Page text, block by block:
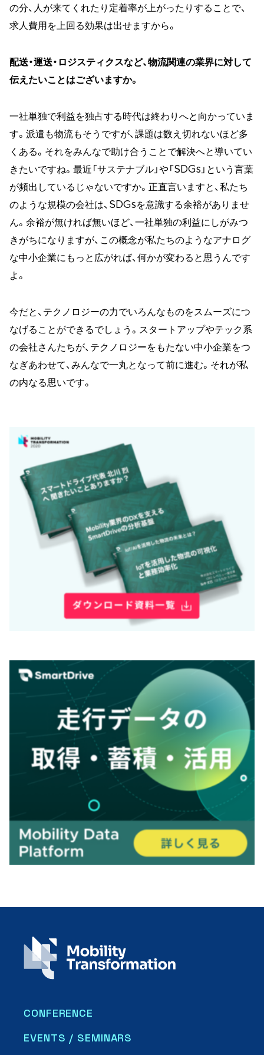
の分、人が来てくれたり定着率が上がったりすることで、
求人費用を上回る効果は出せますから。
配送・運送・ロジスティクスなど、物流関連の業界に対して
伝えたいことはございますか。
一社単独で利益を独占する時代は終わりへと向かっていま
す。派遣も物流もそうですが、課題は数え切れないほど多
くある。それをみんなで助け合うことで解決へと導いてい
きたいですね。最近「サステナブル」や「SDGs」という言葉
が頻出しているじゃないですか。正直言いますと、私たち
のような規模の会社は、SDGsを意識する余裕がありませ
ん。余裕が無ければ無いほど、一社単独の利益にしがみつ
きがちになりますが、この概念が私たちのようなアナログ
な中小企業にもっと広がれば、何かが変わると思うんです
よ。
今だと、テクノロジーの力でいろんなものをスムーズにつ
なげることができるでしょう。スタートアップやテック系
の会社さんたちが、テクノロジーをもたない中小企業をつ
なぎあわせて、みんなで一丸となって前に進む。それが私
の内なる思いです。
CONFERENCE
EVENTS / SEMINARS